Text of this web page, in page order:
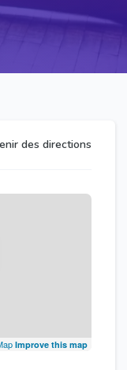
des directions
Improve this map